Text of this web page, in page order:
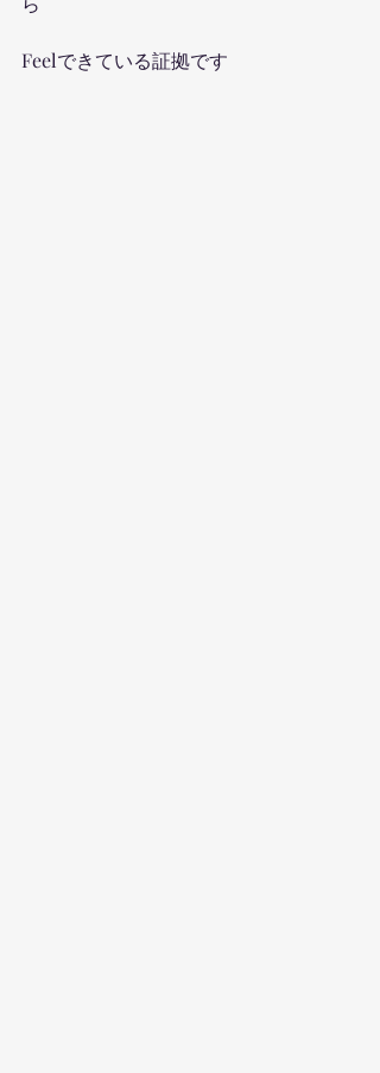
Feelできている証拠です